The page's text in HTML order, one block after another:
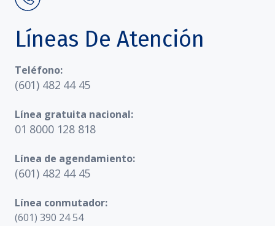
Líneas De Atención
Teléfono:
(601) 482 44 45
Línea gratuita nacional:
01 8000 128 818
Línea de agendamiento:
(601) 482 44 45
Línea conmutador:
(601) 390 24 54